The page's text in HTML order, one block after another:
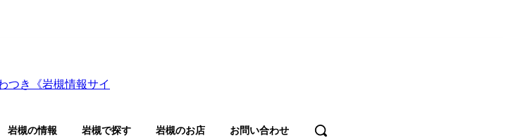
岩槻の情報 岩槻で探す 岩槻のお店 お問い合わせ